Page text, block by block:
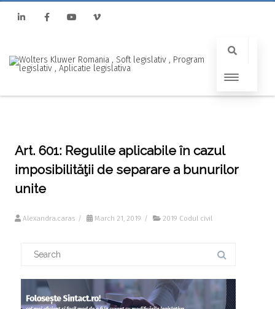
Art. 601: Regulile aplicabile în cazul
imposibilităţii de separare a bunurilor
unite
Alexandra.caras / March 21, 2019 / 2019 Codul civil